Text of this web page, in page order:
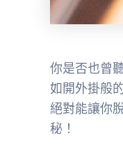
你是否也曾
如開外掛般
絕對能讓你
秘！